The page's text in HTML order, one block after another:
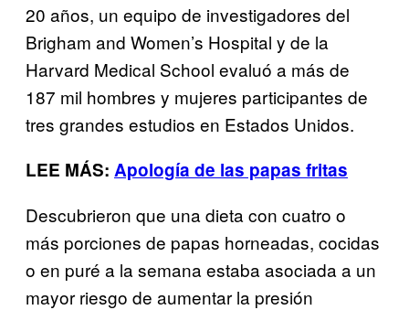
20 años, un equipo de investigadores del
Brigham and Women’s Hospital y de la
Harvard Medical School evaluó a más de
187 mil hombres y mujeres participantes de
tres grandes estudios en Estados Unidos.
LEE MÁS: Apología de las papas fritas
Descubrieron que una dieta con cuatro o
más porciones de papas horneadas, cocidas
o en puré a la semana estaba asociada a un
mayor riesgo de aumentar la presión